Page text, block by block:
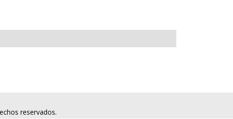
reservados.